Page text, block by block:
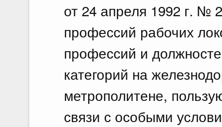
от 24 апреля 1992 г. №
профессий рабочих
профессий и
категорий на
метрополитене,
связи с особыми